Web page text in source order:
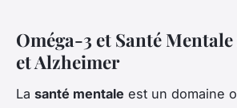
Oméga-3 et Santé
et Alzheimer
La santé mentale est un domaine